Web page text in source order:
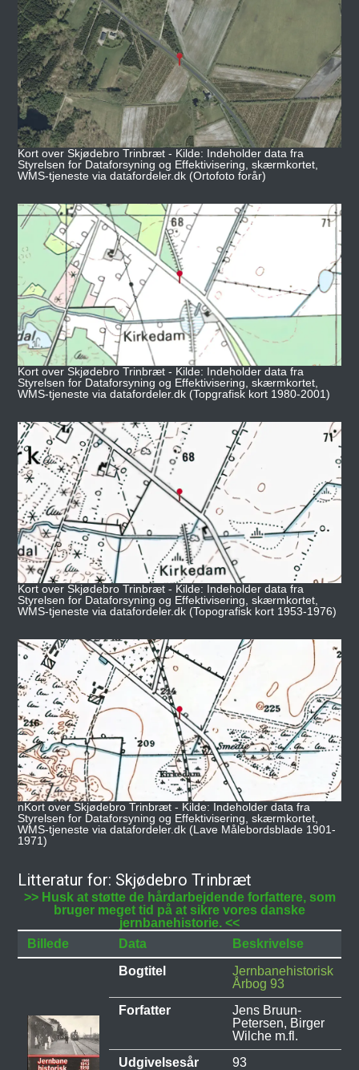
Kort over Skjødebro Trinbræt - Kilde: Indeholder data fra
Styrelsen for Dataforsyning og Effektivisering, skærmkortet,
WMS-tjeneste via datafordeler.dk (Ortofoto forår)
Kort over Skjødebro Trinbræt - Kilde: Indeholder data fra
Styrelsen for Dataforsyning og Effektivisering, skærmkortet,
WMS-tjeneste via datafordeler.dk (Topgrafisk kort 1980-2001)
Kort over Skjødebro Trinbræt - Kilde: Indeholder data fra
Styrelsen for Dataforsyning og Effektivisering, skærmkortet,
WMS-tjeneste via datafordeler.dk (Topografisk kort 1953-1976)
nKort over Skjødebro Trinbræt - Kilde: Indeholder data fra
Styrelsen for Dataforsyning og Effektivisering, skærmkortet,
WMS-tjeneste via datafordeler.dk (Lave Målebordsblade 1901-
1971)
Litteratur for: Skjødebro Trinbræt
>> Husk at støtte de hårdarbejdende forfattere, som
bruger meget tid på at sikre vores danske
jernbanehistorie. <<
Billede
Data
Beskrivelse
Bogtitel
Jernbanehistorisk
Årbog 93
Forfatter
Jens Bruun-
Petersen, Birger
Wilche m.fl.
Udgivelsesår
93